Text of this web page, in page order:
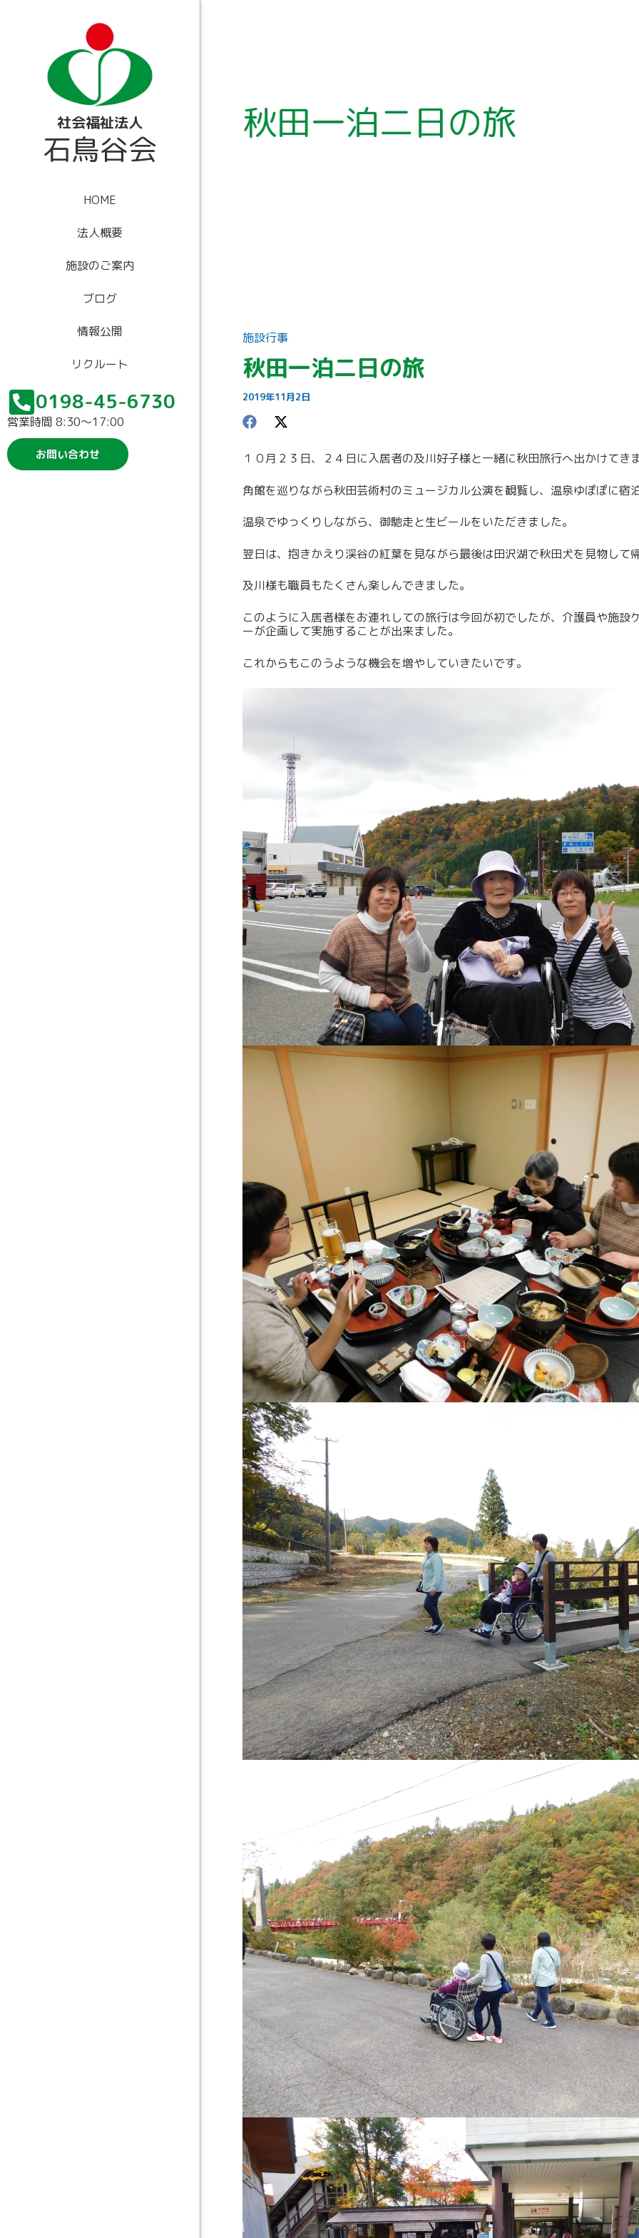
社会福祉法人
石鳥谷会
HOME
法人概要
施設のご案内
ブログ
情報公開
リクルート
0198-45-6730
営業時間 8:30〜17:00
お問い合わせ
秋田一泊二日の旅
施設行事
秋田一泊二日の旅
2019年11月2日
１０月２３日、２４日に入居者の及川好子様と一緒に秋田旅行へ出かけてき
角館を巡りながら秋田芸術村のミュージカル公演を観覧し、温泉ゆぽぽに宿
温泉でゆっくりしながら、御馳走と生ビールをいただきました。
翌日は、抱きかえり渓谷の紅葉を見ながら最後は田沢湖で秋田犬を見物して
及川様も職員もたくさん楽しんできました。
このように入居者様をお連れしての旅行は今回が初でしたが、介護員や施設
ーが企画して実施することが出来ました。
これからもこのうような機会を増やしていきたいです。